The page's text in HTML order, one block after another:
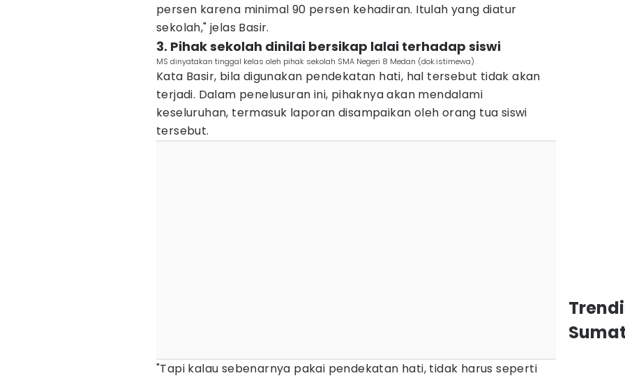
persen karena minimal 90 persen kehadiran. Itulah yang diatur
sekolah," jelas Basir.
3. Pihak sekolah dinilai bersikap lalai terhadap siswi
MS dinyatakan tinggal kelas oleh pihak sekolah SMA Negeri 8 Medan (dok.istimewa)
Kata Basir, bila digunakan pendekatan hati, hal tersebut tidak akan
terjadi. Dalam penelusuran ini, pihaknya akan mendalami
keseluruhan, termasuk laporan disampaikan oleh orang tua siswi
tersebut.
"Tapi kalau sebenarnya pakai pendekatan hati, tidak harus seperti